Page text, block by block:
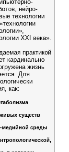
нейро-
технологии
XXI века».
практикой
кардинально
жизнь
Для
как:
существ
медийной среды